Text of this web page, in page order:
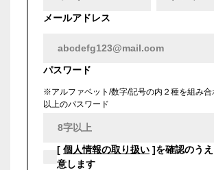
メールアドレス
パスワード
※アルファベット/数字/記号の内２種を組み合
以上のパスワード
[ 個人情報の取り扱い ]を確認のう
意します